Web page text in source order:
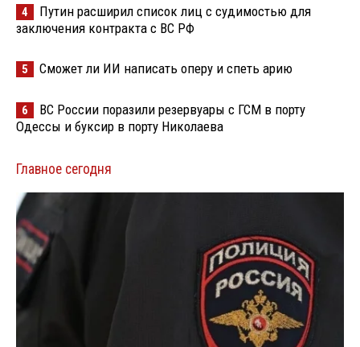
4
Путин расширил список лиц с судимостью для
заключения контракта с ВС РФ
5 Сможет ли ИИ написать оперу и спеть арию
6
ВС России поразили резервуары с ГСМ в порту
Одессы и буксир в порту Николаева
Главное сегодня